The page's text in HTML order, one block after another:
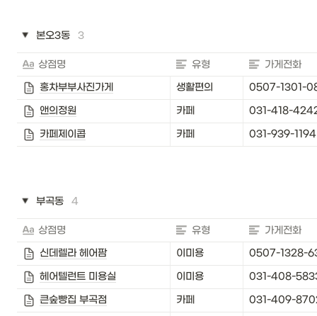
본오3동 3
상점명 유형
가게전화
홍차부부사진가게
생활편의
0507-1301-
앤의정원
카페
031-418-
카페제이콥
카페 031-939-1194
부곡동 4
상점명 유형
가게전화
신데렐라 헤어팜
이미용
0507-1328-
헤어텔런트 미용실
이미용
031-408-
큰숲빵집 부곡점
카페
031-409-